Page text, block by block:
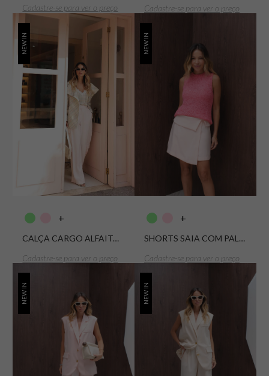
Cadastre-se para ver o preço
Cadastre-se para ver o preço
NEW IN
CALÇA CARGO ALFAITARIA BETH
Cadastre-se para ver o preço
+
NEW IN
SHORTS SAIA COM PALA ALFAIATARIA BETH
Cadastre-se para ver o preço
+
NEW IN NEW IN